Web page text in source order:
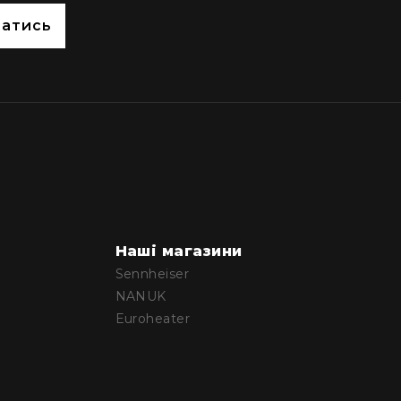
Наші магазини
Sennheiser
NANUK
Euroheater